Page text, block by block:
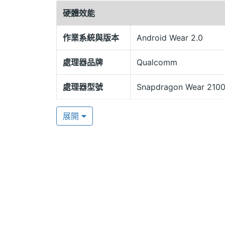
Misfit Vapor 運行 Android Wear 2.0 作
「Ok Google」即可輕鬆執行你的指令
2100 四核心處理器、4GB ROM，可儲
功能，讓你運動更輕便。
Misfit Vapor 功能特色
硬體效能
作業系統與版本 Android Wear 2.0
處理器品牌 Qualcomm
處理器型號 Snapdragon Wear 2100
處理器核心數
展開